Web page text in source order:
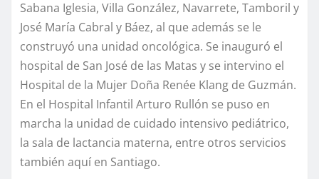
Sabana Iglesia, Villa González, Navarrete, Tamboril y
José María Cabral y Báez, al que además se le
construyó una unidad oncológica. Se inauguró el
hospital de San José de las Matas y se intervino el
Hospital de la Mujer Doña Renée Klang de Guzmán.
En el Hospital Infantil Arturo Rullón se puso en
marcha la unidad de cuidado intensivo pediátrico,
la sala de lactancia materna, entre otros servicios
también aquí en Santiago.